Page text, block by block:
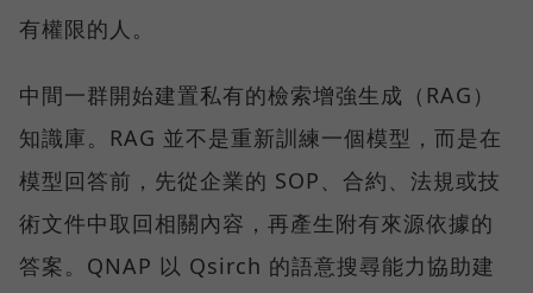
有權限的人。
中間一群開始建置私有的檢索增強生成（RAG）
知識庫。RAG 並不是重新訓練一個模型，而是在
模型回答前，先從企業的 SOP、合約、法規或技
術文件中取回相關內容，再產生附有來源依據的
答案。QNAP 以 Qsirch 的語意搜尋能力協助建